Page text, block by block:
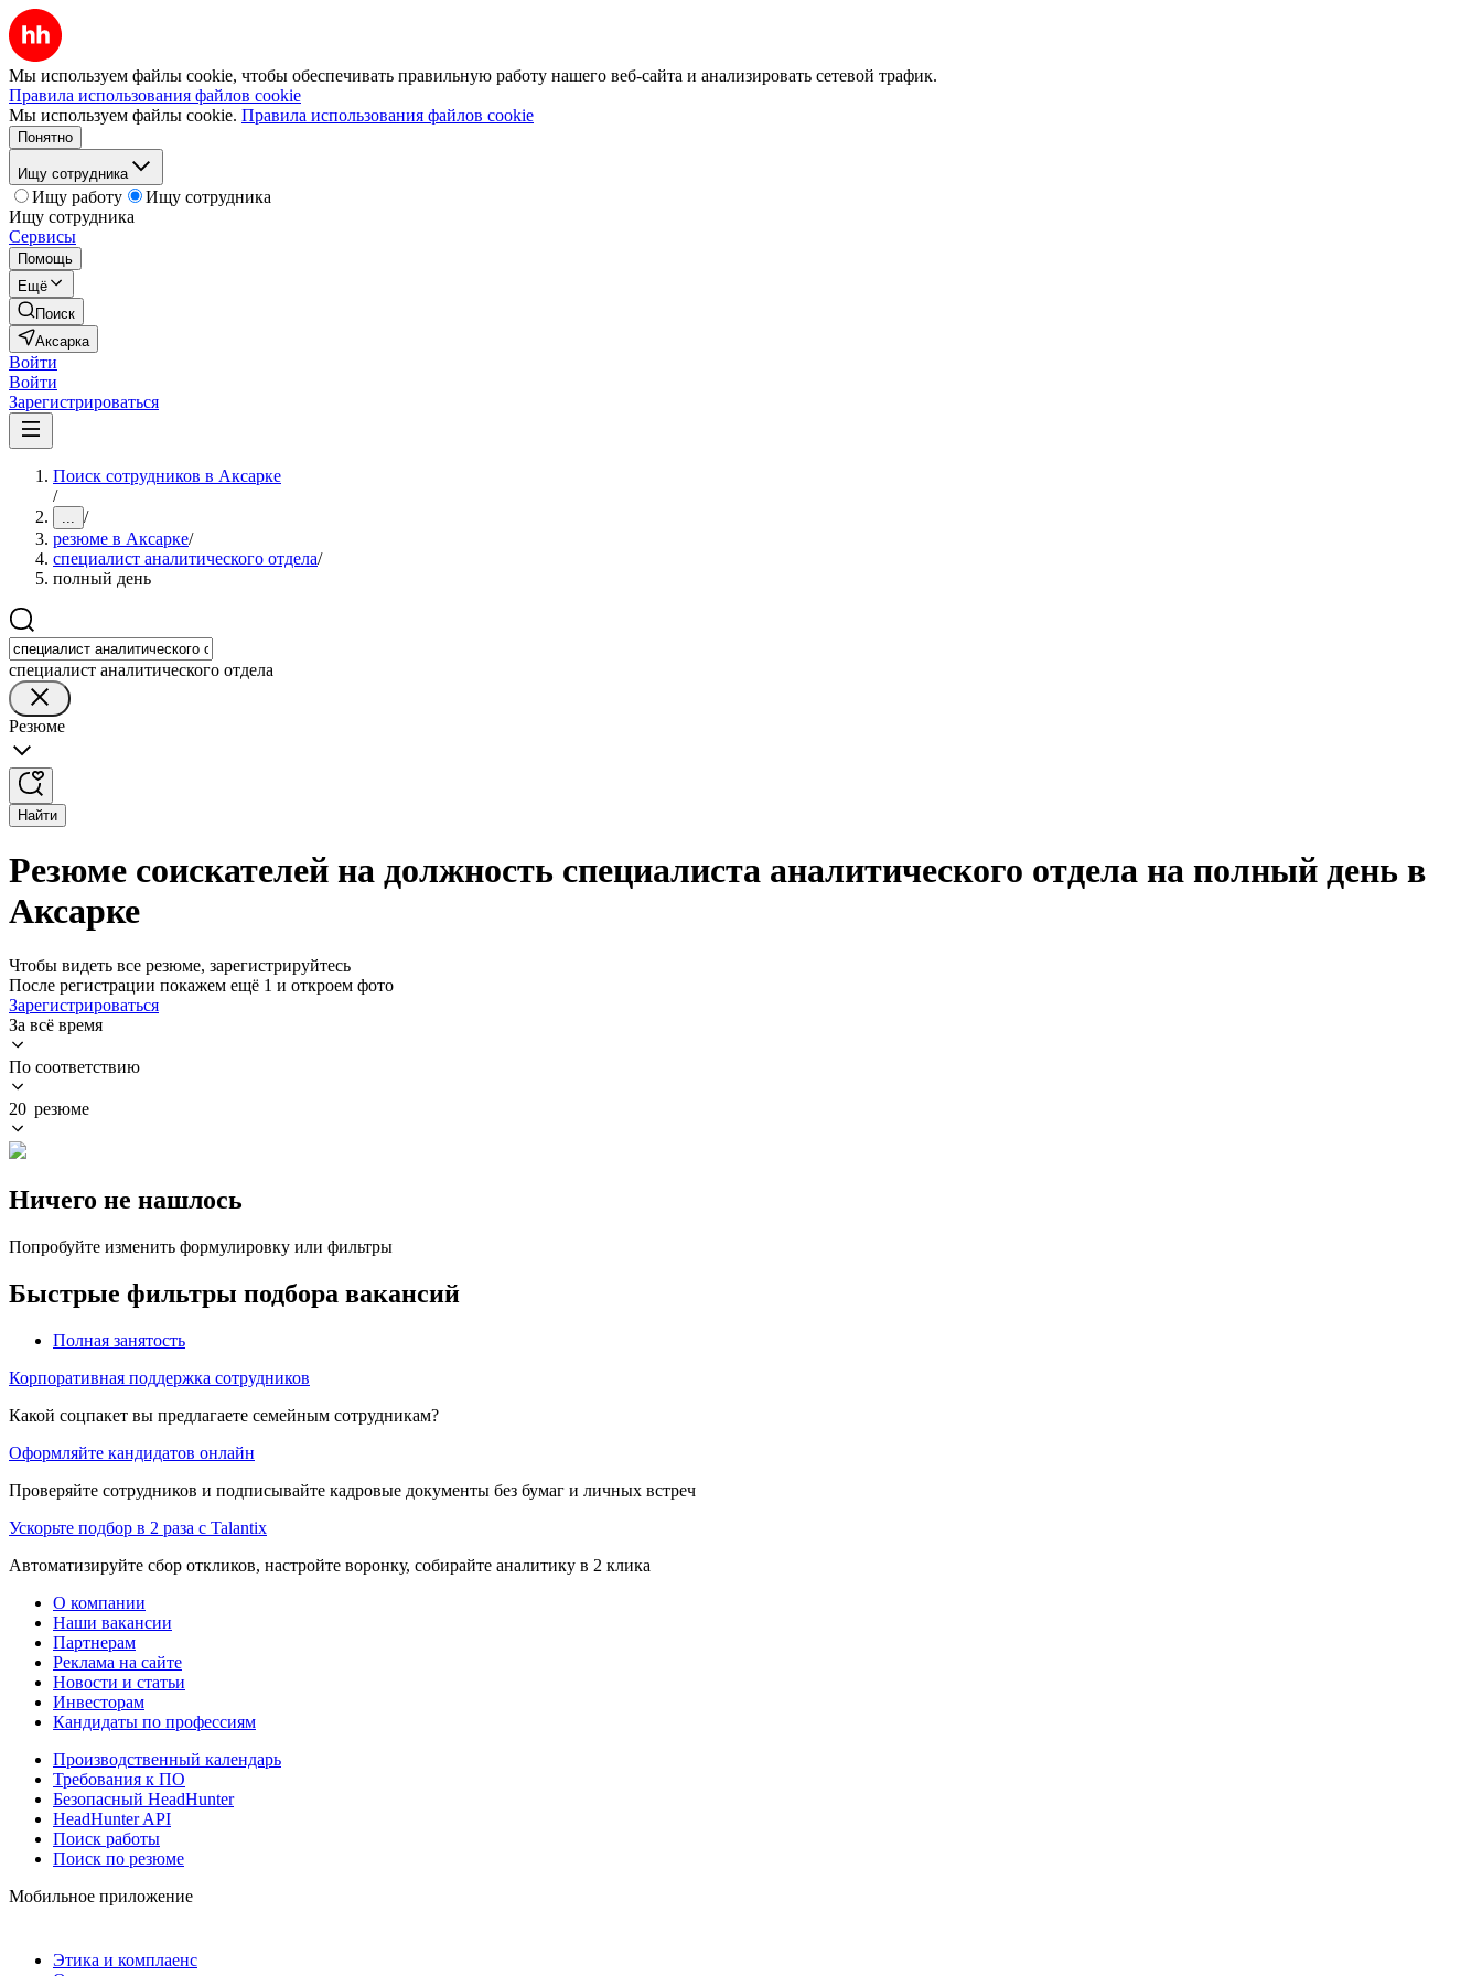
Мы используем файлы cookie, чтобы обеспечивать правильную работу нашего веб-сайта и анализировать сетевой трафик.
Правила использования файлов cookie
Мы используем файлы cookie. Правила использования файлов cookie
Понятно
Ищу сотрудника
Ищу работу
Ищу сотрудника
Ищу сотрудника
Сервисы
Помощь
Ещё
Поиск
Аксарка
Войти
Войти
Зарегистрироваться
Поиск сотрудников в Аксарке
/
... /
резюме в Аксарке/
специалист аналитического отдела/
полный день
специалист аналитического отдела
Резюме
Найти
Резюме соискателей на должность специалиста аналитического отдела на полный день в
Аксарке
Чтобы видеть все резюме, зарегистрируйтесь
После регистрации покажем ещё 1 и откроем фото
Зарегистрироваться
За всё время
По соответствию
20 резюме
Ничего не нашлось
Попробуйте изменить формулировку или фильтры
Быстрые фильтры подбора вакансий
Полная занятость
Корпоративная поддержка сотрудников
Какой соцпакет вы предлагаете семейным сотрудникам?
Оформляйте кандидатов онлайн
Проверяйте сотрудников и подписывайте кадровые документы без бумаг и личных встреч
Ускорьте подбор в 2 раза с Talantix
Автоматизируйте сбор откликов, настройте воронку, собирайте аналитику в 2 клика
О компании
Наши вакансии
Партнерам
Реклама на сайте
Новости и статьи
Инвесторам
Кандидаты по профессиям
Производственный календарь
Требования к ПО
Безопасный HeadHunter
HeadHunter API
Поиск работы
Поиск по резюме
Мобильное приложение
Этика и комплаенс